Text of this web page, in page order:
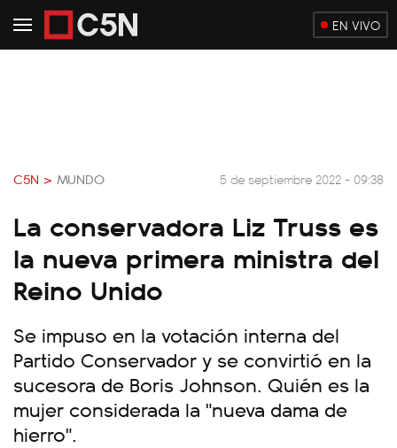
EN VIVO
C5N > MUNDO 5 de septiembre 2022 - 09:38
La conservadora Liz Truss es
la nueva primera ministra del
Reino Unido
Se impuso en la votación interna del
Partido Conservador y se convirtió en la
sucesora de Boris Johnson. Quién es la
mujer considerada la "nueva dama de
hierro".